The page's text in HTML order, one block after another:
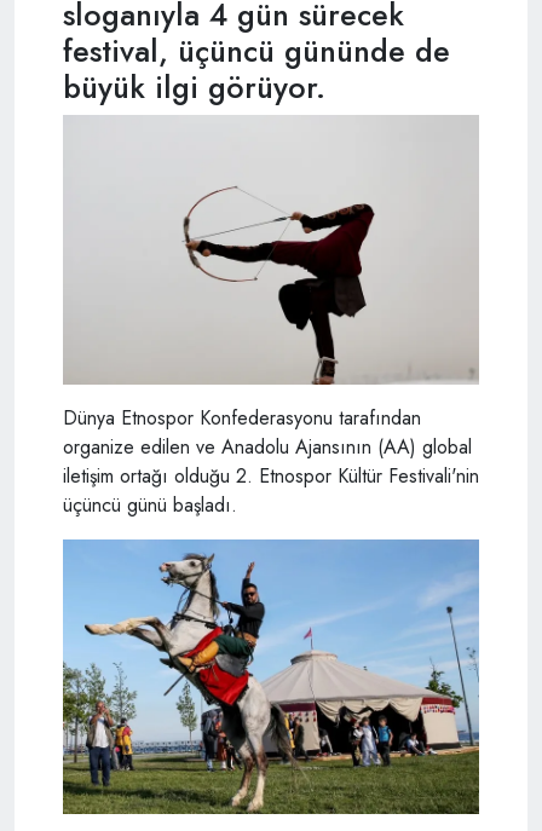
sloganıyla 4 gün sürecek
festival, üçüncü gününde de
büyük ilgi görüyor.
Dünya Etnospor Konfederasyonu tarafından
organize edilen ve Anadolu Ajansının (AA) global
iletişim ortağı olduğu 2. Etnospor Kültür Festivali'nin
üçüncü günü başladı.